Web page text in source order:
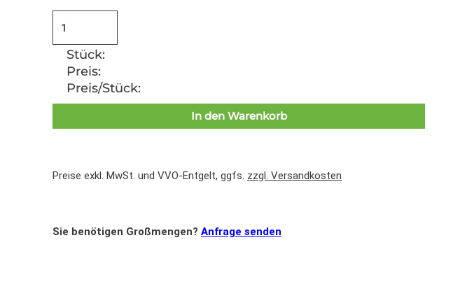
Stück:
Preis:
Preis/Stück:
In den Warenkorb
Preise exkl. MwSt. und VVO-Entgelt, ggfs. zzgl. Versandkosten
Sie benötigen Großmengen? Anfrage senden